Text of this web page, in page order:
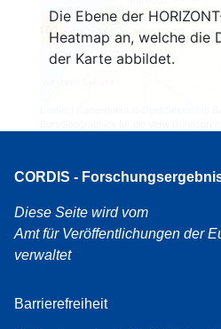
Die Ebene der
Heatmap an, welche die
der Karte abbildet.
3
160
CORDIS -
Diese Seite wird vom
Amt für Veröffentlichungen der
verwaltet
Barrierefreiheit